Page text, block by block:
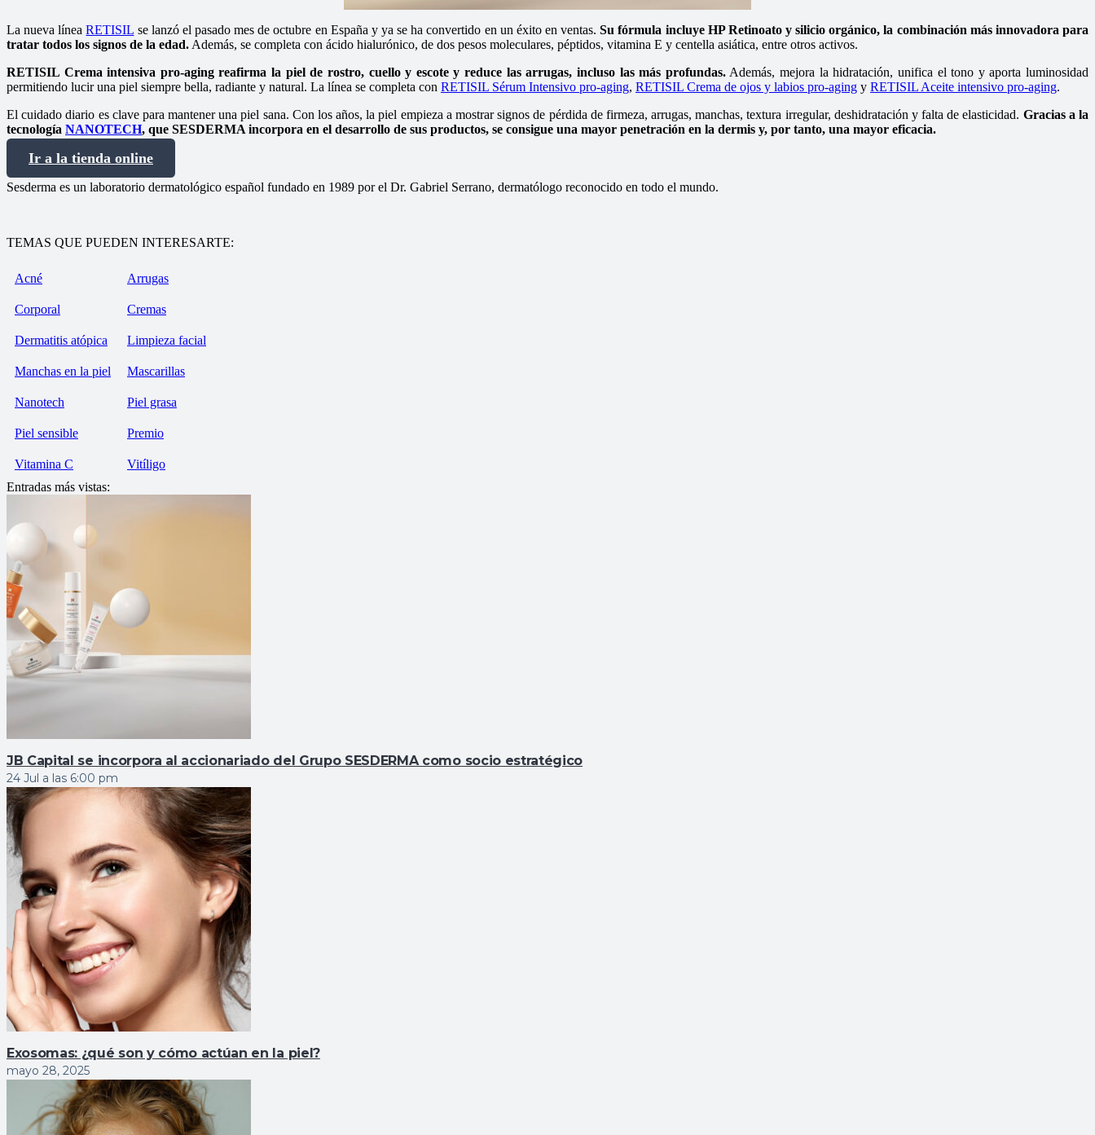
La nueva líneaRETISIL se lanzó el pasado mes de octubre en España y ya se ha convertido en un éxito en ventas.Su fórmula incluye HP Retinoato y silicio orgánico, la combinación más innovadora para
tratar todos los signos de la edad. Además, se completa con ácido hialurónico, de dos pesos moleculares, péptidos, vitamina E y centella asiática, entre otros activos.
RETISIL Crema intensiva pro-aging reafirma la piel de rostro, cuello y escote y reduce las arrugas, incluso las más profundas.Además, mejora la hidratación, unifica el tono y aporta luminosidad
permitiendo lucir una piel siempre bella, radiante y natural. La línea se completa con RETISIL Sérum Intensivo pro-aging, RETISIL Crema de ojos y labios pro-aging y RETISIL Aceite intensivo pro-aging.
El cuidado diario es clave para mantener una piel sana. Con los años, la piel empieza a mostrar signos de pérdida de firmeza, arrugas, manchas, textura irregular, deshidratación y falta de elasticidad. Gracias a la
tecnología NANOTECH, que SESDERMA incorpora en el desarrollo de sus productos, se consigue una mayor penetración en la dermis y, por tanto, una mayor eficacia.
Ir a la tienda online
Sesderma es un laboratorio dermatológico español fundado en 1989 por el Dr. Gabriel Serrano, dermatólogo reconocido en todo el mundo.
TEMAS QUE PUEDEN INTERESARTE:
Acné Arrugas
Corporal Cremas
Dermatitis atópica Limpieza facial
Manchas en la piel Mascarillas
Nanotech Piel grasa
Piel sensible Premio
Vitamina C
Vitíligo
Entradas más vistas:
JB Capital se incorpora al accionariado del Grupo SESDERMA como socio estratégico
24 Jul a las 6:00 pm
Exosomas: ¿qué son y cómo actúan en la piel?
mayo 28, 2025